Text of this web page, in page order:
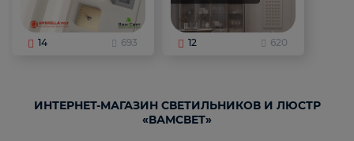
14 693 12 620
ИНТЕРНЕТ-МАГАЗИН СВЕТИЛЬНИКОВ И ЛЮСТР
«ВАМСВЕТ»